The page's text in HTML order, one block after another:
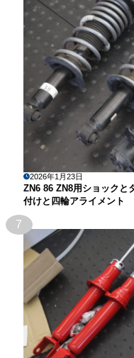
2026年1月23日
ZN6 86 ZN8用ショックと
付けと四輪アライメント
7